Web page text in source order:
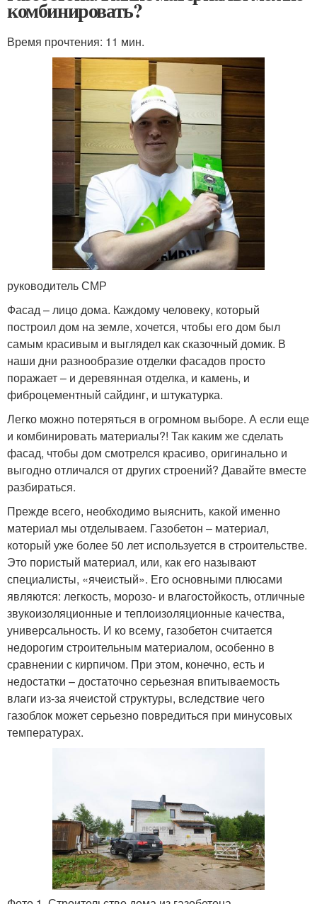
комбинировать?
Время прочтения: 11 мин.
руководитель СМР
Фасад – лицо дома. Каждому человеку, который
построил дом на земле, хочется, чтобы его дом был
самым красивым и выглядел как сказочный домик. В
наши дни разнообразие отделки фасадов просто
поражает – и деревянная отделка, и камень, и
фиброцементный сайдинг, и штукатурка.
Легко можно потеряться в огромном выборе. А если еще
и комбинировать материалы?! Так каким же сделать
фасад, чтобы дом смотрелся красиво, оригинально и
выгодно отличался от других строений? Давайте вместе
разбираться.
Прежде всего, необходимо выяснить, какой именно
материал мы отделываем. Газобетон – материал,
который уже более 50 лет используется в строительстве.
Это пористый материал, или, как его называют
специалисты, «ячеистый». Его основными плюсами
являются: легкость, морозо- и влагостойкость, отличные
звукоизоляционные и теплоизоляционные качества,
универсальность. И ко всему, газобетон считается
недорогим строительным материалом, особенно в
сравнении с кирпичом. При этом, конечно, есть и
недостатки – достаточно серьезная впитываемость
влаги из-за ячеистой структуры, вследствие чего
газоблок может серьезно повредиться при минусовых
температурах.